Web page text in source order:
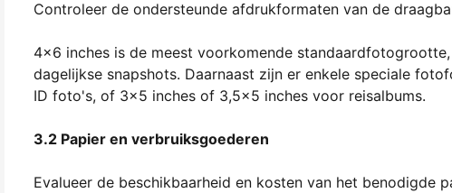
Controleer de ondersteunde afdrukformaten van de
4x6 inches is de meest voorkomende
dagelijkse snapshots. Daarnaast zijn er enkele speciale
ID foto's, of 3x5 inches of 3,5x5 inches voor reisalbums.
3.2 Papier en verbruiksgoederen
Evalueer de beschikbaarheid en kosten van het benodigde